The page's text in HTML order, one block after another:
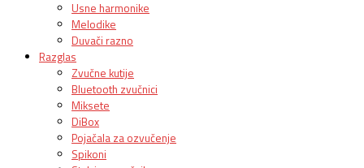
Usne harmonike
Melodike
Duvači razno
Razglas
Zvučne kutije
Bluetooth zvučnici
Miksete
DiBox
Pojačala za ozvučenje
Spikoni